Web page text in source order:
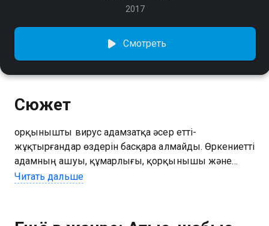
2017
Смотреть
Сюжет
Қорқынышты вирус адамзатқа әсер етті-
жұқтырғандар өздерін басқара алмайды. Өркениетті
адамның ашуы, құмарлығы, қорқынышы және
басқа да эмоциялары мен импульстары жарылып
лауазымға жету үшін ұзақ және ауыр жұмыс
Читать дальше